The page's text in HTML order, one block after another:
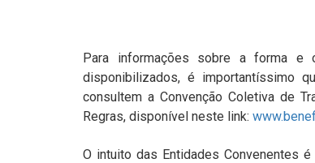
Para informações sobre a forma
disponibilizados, é importantíssimo
consultem a Convenção Coletiva de
Regras, disponível neste link:
O intuito das Entidades Convenentes